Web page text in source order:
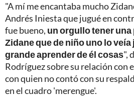
"A mí me encantaba mucho
Andrés Iniesta que jugué en
fue bueno, un orgullo tener
Zidane que de niño uno lo
grande aprender de él cosas",
Rodríguez sobre su relación con
con quien no contó con su
en el cuadro 'merengue'.